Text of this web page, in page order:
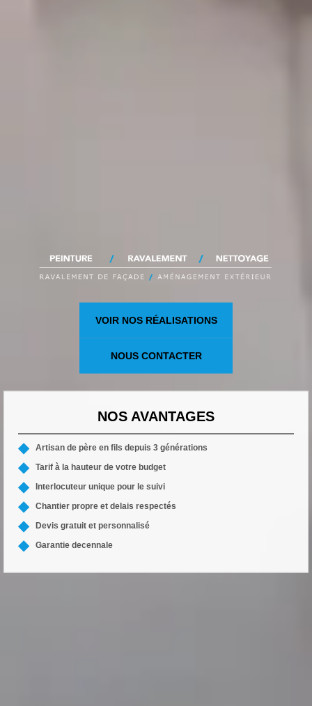
VOIR NOS RÉALISATIONS
NOUS CONTACTER
NOS AVANTAGES
Artisan de père en fils depuis 3 générations
Tarif à la hauteur de votre budget
Interlocuteur unique pour le suivi
Chantier propre et delais respectés
Devis gratuit et personnalisé
Garantie decennale